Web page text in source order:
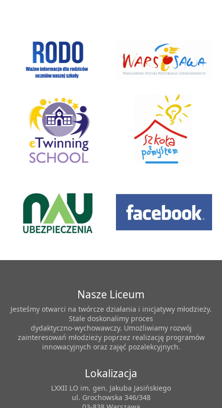
Nasze Liceum
Jesteśmy otwarci na twórcze działania i inicjatywy młodzieży.
Stale doskonalimy proces
dydaktyczno-wychowawczy. Umożliwiamy rozwój
zainteresowań młodzieży poprzez realizację programów
innowacyjnych oraz zajęć pozalekcyjnych.
Lokalizacja
LXXII LO im. gen. Jakuba Jasińskiego
ul. Grochowska 346/348